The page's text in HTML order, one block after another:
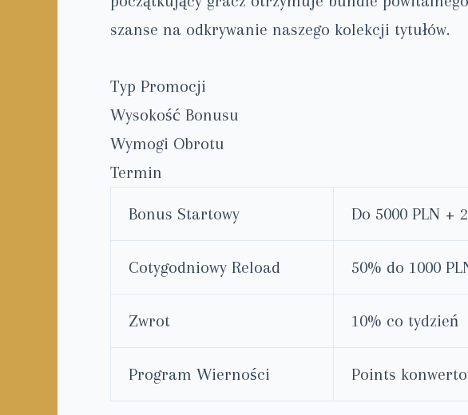
szanse na odkrywanie naszego kolekcji tytułów.
Typ Promocji
Wysokość Bonusu
Wymogi Obrotu
Termin
Bonus Startowy Do 5000 PLN +
Cotygodniowy Reload 50% do 1000
Zwrot 10% co tydzień
Program Wierności Points